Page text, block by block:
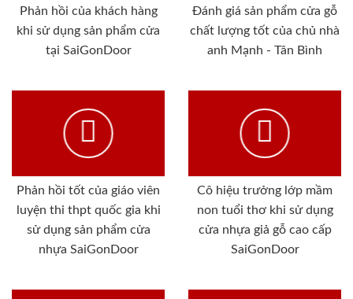
Phản hồi của khách hàng
khi sử dụng sản phẩm cửa
tại SaiGonDoor
Đánh giá sản phẩm cửa gỗ
chất lượng tốt của chủ nhà
anh Mạnh - Tân Bình
Phản hồi tốt của giáo viên
luyện thi thpt quốc gia khi
sử dụng sản phẩm cửa
nhựa SaiGonDoor
Cô hiệu trưởng lớp mầm
non tuổi thơ khi sử dụng
cửa nhựa giả gỗ cao cấp
SaiGonDoor